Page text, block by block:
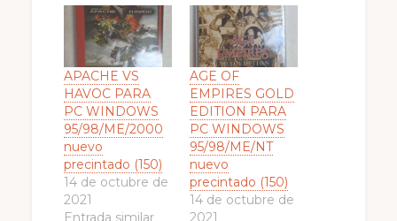
APACHE VS
HAVOC PARA
PC WINDOWS
95/98/ME/2000
nuevo
precintado (150)
14 de octubre de
2021
Entrada similar
AGE OF
EMPIRES GOLD
EDITION PARA
PC WINDOWS
95/98/ME/NT
nuevo
precintado (150)
14 de octubre de
2021